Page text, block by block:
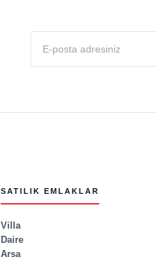
posta
adresiniz
SATILIK EMLAKLAR
Villa
Daire
Arsa